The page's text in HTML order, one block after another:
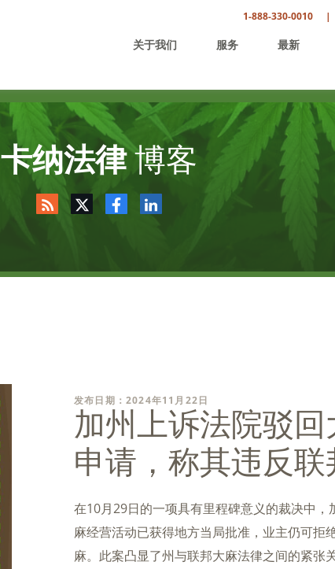
1-888-330-0010 |
关于我们 服务 最新
卡纳法律博客
发布日期：2024年11月22日
加州上诉法院驳
申请，称其违反联
在10月29日的一项具有里程碑意义的裁决中
麻经营活动已获得地方当局批准，业主仍可拒
麻。此案凸显了州与联邦大麻法律之间的紧张